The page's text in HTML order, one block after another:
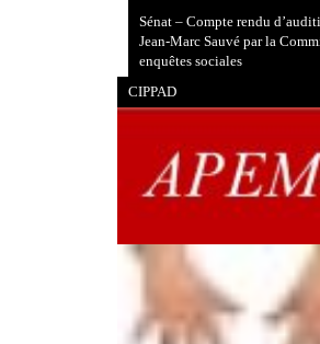
Sénat – Compte rendu
Jean-Marc Sauvé par la
enquêtes sociales
CIPPAD